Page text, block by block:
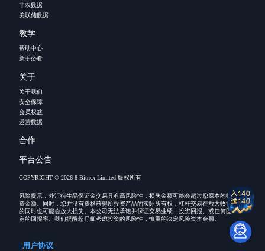
非农数据
美联储数据
教学
帮助中心
新手必看
关于
关于我们
安全保障
会员权益
运营数据
合作
平台公告
COPYRIGHT © 2026 8 Bitnex Limited 版权所有
风险提示：外汇衍生品保证金交易具有高风险性，损失金额可能会超过您原本的投
资金额。同时，您并没有资格获得所投资产品的实际所有权，杠杆交易在放大收益
的同时也可能会放大损失。本公司无法承诺并保证交易业绩、投资回报、或任何固
定的回报率。我们提醒您仔细考虑投资的风险性，慎重的决定风险资本金额。
| 用户协议